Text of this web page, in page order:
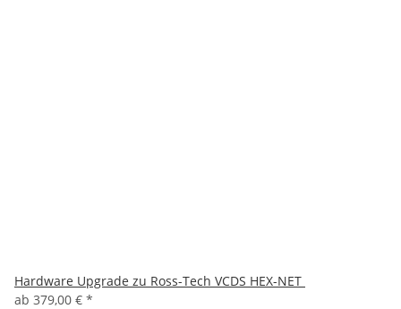
Hardware Upgrade zu Ross-Tech VCDS HEX-NET
ab 379,00 € *